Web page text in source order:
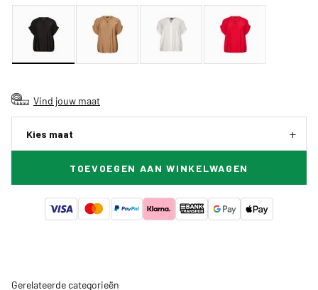
Vind jouw maat
Kies maat
TOEVOEGEN AAN WINKELWAGEN
Gerelateerde categorieën